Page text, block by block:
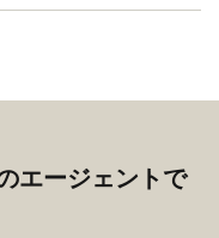
エージェントで